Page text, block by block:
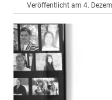
Veröffentlicht am 4.